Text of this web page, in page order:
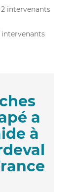
2 intervenants
intervenants
a
à